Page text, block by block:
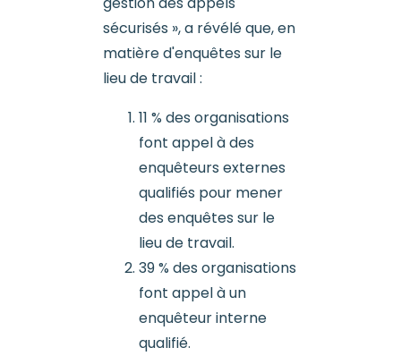
sécurisés », a révélé que, en
matière d'enquêtes sur le
lieu de travail :
11 % des organisations
font appel à des
enquêteurs externes
qualifiés pour mener
des enquêtes sur le
lieu de travail.
39 % des organisations
font appel à un
enquêteur interne
qualifié.